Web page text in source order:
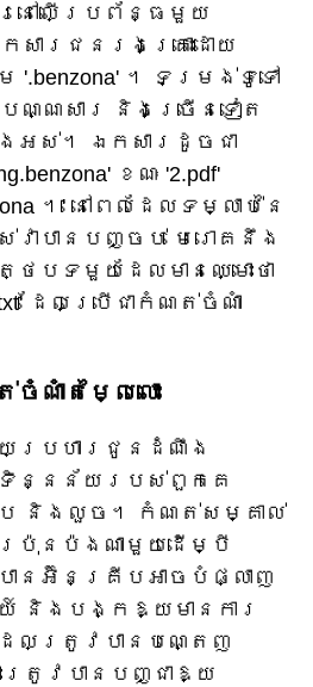
រនៅលើប្រព័ន្ធមួយ
កសារជនរងគ្រោះដោយ
'.benzona' ។ ទម្រង់ទូទៅ
ណ្ណសារ និងច្រើនទៀត
ងអស់។ ឯកសារដូចជា
ខណៈ '2.pdf'
។' នៅពេលដែលទម្លាប់នៃ
ាបានបញ្ចប់ មេរោគនឹង
បទមួយដែលមានឈ្មោះថា
ដែលប្រើជាកំណត់ចំណាំ
ាំតម្លៃលោះ
ប្រហារជូនដំណឹង
ទិន្នន័យរបស់ពួកគេ
និងលួច។ កំណត់សម្គាល់
ារប៉ុនប៉ងណាមួយដើម្បី
ានអ៊ិនគ្រីបអាចបំផ្លាញ
យ៍ និងបង្កឱ្យមានការ
ែលត្រូវបានបណ្តេញ
ត្រូវបានបញ្ជាឱ្យ